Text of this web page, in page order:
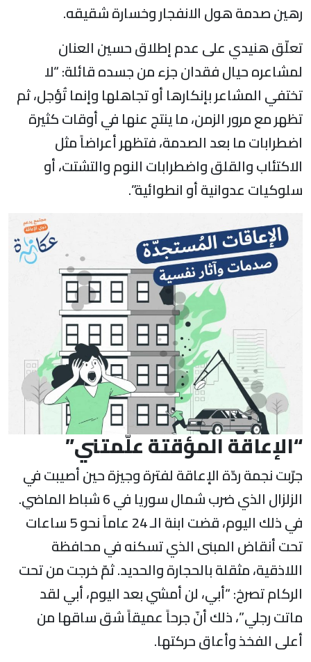
رهين صدمة هول الانفجار وخسارة شقيقه.
تعلّق هنيدي على عدم إطلاق حسين العنان
لمشاعره حيال فقدان جزء من جسده قائلة: “لا
تختفي المشاعر بإنكارها أو تجاهلها وإنما تُؤجل، ثم
تظهر مع مرور الزمن، ما ينتج عنها في أوقات كثيرة
اضطرابات ما بعد الصدمة، فتظهر أعراضاً مثل
الاكتئاب والقلق واضطرابات النوم والتشتت، أو
سلوكيات عدوانية أو انطوائية”.
“الإعاقة المؤقتة علّمتني”
جرّبت نجمة ردّة الإعاقة لفترة وجيزة حين أصيبت في
الزلزال الذي ضرب شمال سوريا في 6 شباط الماضي.
في ذلك اليوم، قضت ابنة الـ 24 عاماً نحو 5 ساعات
تحت أنقاض المبنى الذي تسكنه في محافظة
اللاذقية، مثقلة بالحجارة والحديد. ثمّ خرجت من تحت
الركام تصرخ: “أبي، لن أمشي بعد اليوم، أبي لقد
ماتت رجلي”، ذلك أنّ جرحاً عميقاً شق ساقها من
أعلى الفخذ وأعاق حركتها.